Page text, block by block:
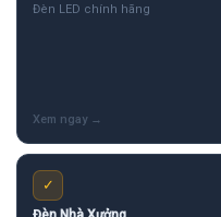
Đèn LED chính hãng
✓